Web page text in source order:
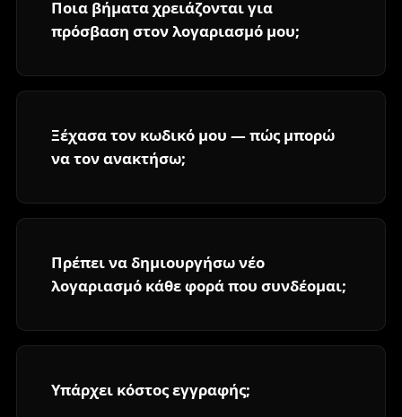
Ποια βήματα χρειάζονται για
πρόσβαση στον λογαριασμό μου;
Ξέχασα τον κωδικό μου — πώς μπορώ
να τον ανακτήσω;
Πρέπει να δημιουργήσω νέο
λογαριασμό κάθε φορά που συνδέομαι;
Υπάρχει κόστος εγγραφής;